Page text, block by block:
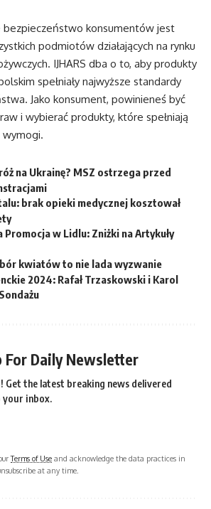
bezpieczeństwo konsumentów jest
podmiotów działających na rynku
IJHARS dba o to, aby produkty
spełniały najwyższe standardy
Jako konsument, powinieneś być
i wybierać produkty, które spełniają
na Ukrainę? MSZ ostrzega przed
brak opieki medycznej kosztował
Promocja w Lidlu: Zniżki na Artykuły
kwiatów to nie lada wyzwanie
2024: Rafał Trzaskowski i Karol
For Daily Newsletter
Get the latest breaking news delivered
inbox.
Terms of Use and acknowledge the data practices in
at any time.